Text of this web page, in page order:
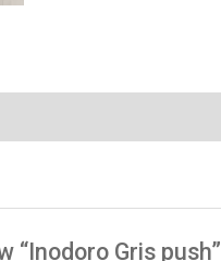
“Inodoro Gris push”